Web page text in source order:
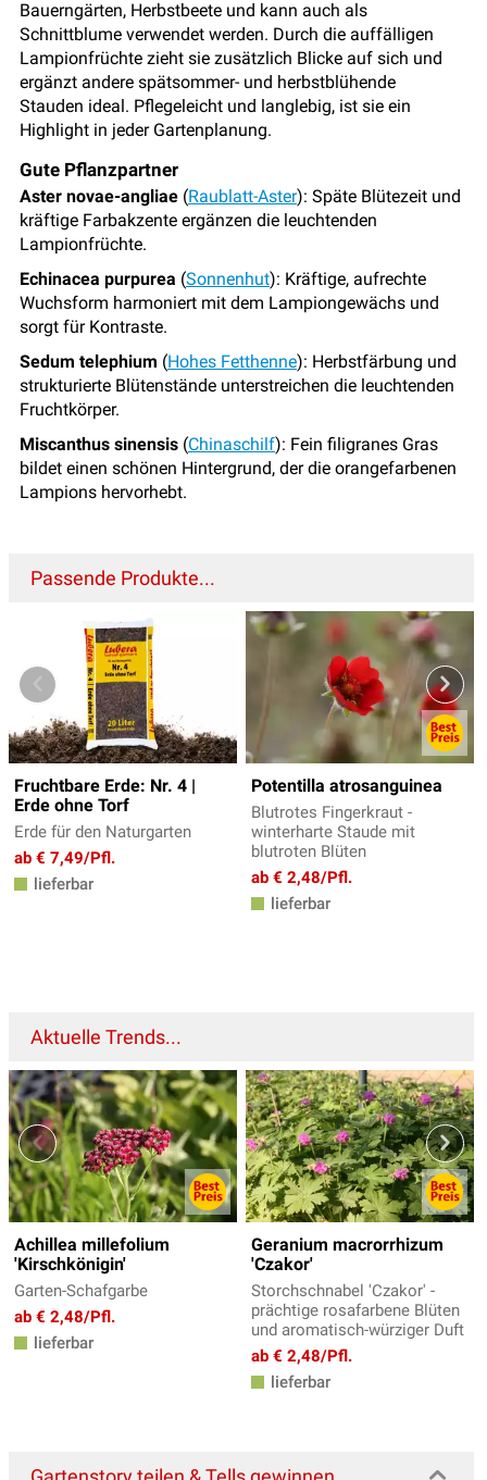
Bauerngärten, Herbstbeete und kann auch als
Schnittblume verwendet werden. Durch die auffälligen
Lampionfrüchte zieht sie zusätzlich Blicke auf sich und
ergänzt andere spätsommer- und herbstblühende
Stauden ideal. Pflegeleicht und langlebig, ist sie ein
Highlight in jeder Gartenplanung.
Gute Pflanzpartner
Aster novae-angliae (Raublatt-Aster): Späte Blütezeit und
kräftige Farbakzente ergänzen die leuchtenden
Lampionfrüchte.
Echinacea purpurea (Sonnenhut): Kräftige, aufrechte
Wuchsform harmoniert mit dem Lampiongewächs und
sorgt für Kontraste.
Sedum telephium (Hohes Fetthenne): Herbstfärbung und
strukturierte Blütenstände unterstreichen die leuchtenden
Fruchtkörper.
Miscanthus sinensis (Chinaschilf): Fein filigranes Gras
bildet einen schönen Hintergrund, der die orangefarbenen
Lampions hervorhebt.
Passende Produkte...
Fruchtbare Erde: Nr. 4 |
Erde ohne Torf
Erde für den Naturgarten
ab € 7,49/Pfl.
lieferbar
Potentilla atrosanguinea
Blutrotes Fingerkraut -
winterharte Staude mit
blutroten Blüten
ab € 2,48/Pfl.
lieferbar
Aktuelle Trends...
Achillea millefolium
'Kirschkönigin'
Garten-Schafgarbe
ab € 2,48/Pfl.
lieferbar
Geranium macrorrhizum
'Czakor'
Storchschnabel 'Czakor' -
prächtige rosafarbene Blüten
und aromatisch-würziger Duft
ab € 2,48/Pfl.
lieferbar